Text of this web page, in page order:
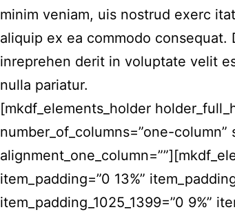
minim veniam, uis nostrud exerc
aliquip ex ea commodo consequat.
inreprehen derit in voluptate velit
nulla pariatur.
[mkdf_elements_holder
number_of_columns=”one-column”
item_padding=”0 13%”
item_padding_1025_1399=”0 9%”